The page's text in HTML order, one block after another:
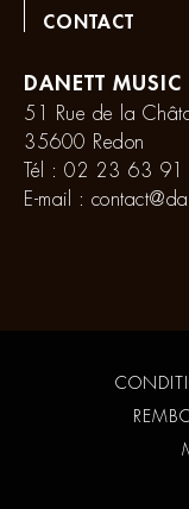
CONTACT
DANETT MUSIC
51 Rue de la
35600 Redon
Tél : 02 23 63 91
E-mail :